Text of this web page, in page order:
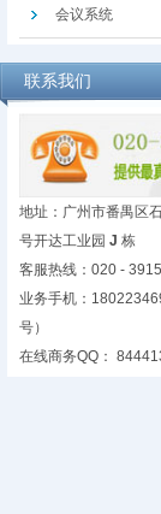
会议系统
联系我们
地址：广州市番禺区
号开达工业园 J 栋
客服热线：020 -
业务手机：
号）
在线商务QQ：